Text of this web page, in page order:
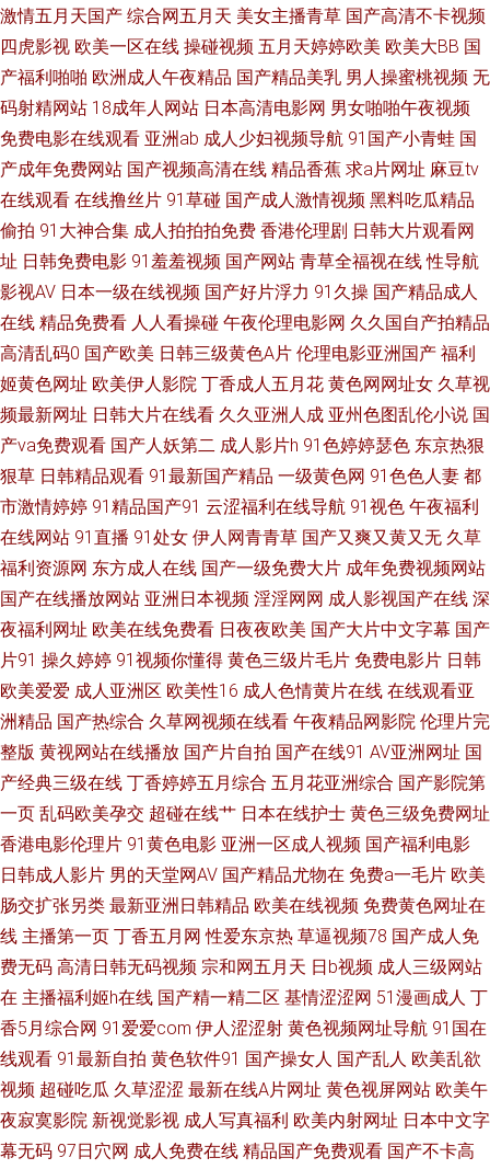
蒂被男人添免费视频 精品麻豆传媒 亚洲中文字幕经典三 激情航班h版在线观
看 中国国产一级 另类专区激情 在线精品 久久91海角 伊人Av大香蕉 精品欧
剧视频在线观看 91国内大片 午夜成人在线 国产在线观看免费高清电视剧大
全 日本激情精品二区 成人伊人性爱网 欧美日韩一区 av大片在线观看 人人色
人人C 国产天天操天天爽 午夜国产情侣拍视频 国产农村老女 91五月 四虎网
址久久 激情综合色综合 亚洲精品中文字幕在线 国产香港一级毛 无码官网三
级哦 高清一区二 日韩18在线观看 99久久国产露脸人妻精品 女色色色午夜天
堂 宅男在线中文字幕 精品高朝 亚洲精品免费看日韩 国产剧情在线观看成人
生活电影 成人Aⅴ视频 青青草99久 91男男 美女福利在线观看国产 又黄又爽
免费视频 激情综合色网 亚洲欧洲日产韩国综合 国产又滑又嫩又白又爽 午夜
擼映画 国产大片免费观看电视剧全集 色v 成人精品人成网站 日本成人免费
92看片 欧美成综合 自慰五区 九一视频在线 亚洲欧洲日韩综合不卡 国产微拍
在线 甜蜜蜜影院 高清视频免费在线观看 色精品狠视频免 成人性综合网 人妖
自慰射精合集 超碰超碰在线 区二区三区在线观看 97夜夜 欧美AA毛片 中文
字幕中文字幕日韩 老司机的福利91 一区二区手机视频 火狐电影 亚洲精品国
人五月综合 国产手机在 25dv免费影视 三级金典91 无码日本精品一区二观看
色先锋av电影 久久宗和久色宗和 成人高清在线视频 亚洲日产乱码一二三四
日本无码影院 激情五月网插插综合 wwwsss视频 wwwav视频com 午夜黄色
天堂8a中文在线观看 日逼无码视频 黄污视频 日韩在线综合自拍 青乐娱精品
激情五月天国产 综合网五月天 美女主播青草 国产高清不卡视频
四虎影视 欧美一区在线 操碰视频 五月天婷婷欧美 欧美大BB 国
产福利啪啪 欧洲成人午夜精品 国产精品美乳 男人操蜜桃视频 无
码射精网站 18成年人网站 日本高清电影网 男女啪啪午夜视频
免费电影在线观看 亚洲ab 成人少妇视频导航 91国产小青蛙 国
产成年免费网站 国产视频高清在线 精品香蕉 求a片网址 麻豆tv
在线观看 在线撸丝片 91草碰 国产成人激情视频 黑料吃瓜精品
偷拍 91大神合集 成人拍拍拍免费 香港伦理剧 日韩大片观看网
址 日韩免费电影 91羞羞视频 国产网站 青草全福视在线 性导航
影视AV 日本一级在线视频 国产好片浮力 91久操 国产精品成人
在线 精品免费看 人人看操碰 午夜伦理电影网 久久国自产拍精品
高清乱码0 国产欧美 日韩三级黄色A片 伦理电影亚洲国产 福利
姬黄色网址 欧美伊人影院 丁香成人五月花 黄色网网址女 久草视
频最新网址 日韩大片在线看 久久亚洲人成 亚州色图乱伦小说 国
产va免费观看 国产人妖第二 成人影片h 91色婷婷瑟色 东京热狠
狠草 日韩精品观看 91最新国产精品 一级黄色网 91色色人妻 都
市激情婷婷 91精品国产91 云涩福利在线导航 91视色 午夜福利
在线网站 91直播 91处女 伊人网青青草 国产又爽又黄又无 久草
福利资源网 东方成人在线 国产一级免费大片 成年免费视频网站
国产在线播放网站 亚洲日本视频 淫淫网网 成人影视国产在线 深
夜福利网址 欧美在线免费看 日夜夜欧美 国产大片中文字幕 国产
片91 操久婷婷 91视频你懂得 黄色三级片毛片 免费电影片 日韩
欧美爱爱 成人亚洲区 欧美性16 成人色情黄片在线 在线观看亚
洲精品 国产热综合 久草网视频在线看 午夜精品网影院 伦理片完
整版 黄视网站在线播放 国产片自拍 国产在线91 AV亚洲网址 国
产经典三级在线 丁香婷婷五月综合 五月花亚洲综合 国产影院第
一页 乱码欧美孕交 超碰在线艹 日本在线护士 黄色三级免费网址
香港电影伦理片 91黄色电影 亚洲一区成人视频 国产福利电影
日韩成人影片 男的天堂网AV 国产精品尤物在 免费a一毛片 欧美
肠交扩张另类 最新亚洲日韩精品 欧美在线视频 免费黄色网址在
线 主播第一页 丁香五月网 性爱东京热 草逼视频78 国产成人免
费无码 高清日韩无码视频 宗和网五月天 日b视频 成人三级网站
在 主播福利姬h在线 国产精一精二区 基情涩涩网 51漫画成人 丁
香5月综合网 91爱爱com 伊人涩涩射 黄色视频网址导航 91国在
线观看 91最新自拍 黄色软件91 国产操女人 国产乱人 欧美乱欲
视频 超碰吃瓜 久草涩涩 最新在线A片网址 黄色视屏网站 欧美午
夜寂寞影院 新视觉影视 成人写真福利 欧美内射网址 日本中文字
幕无码 97日穴网 成人免费在线 精品国产免费观看 国产不卡高